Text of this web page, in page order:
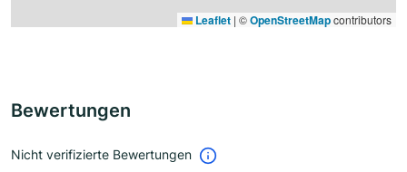
Leaflet | ©OpenStreetMapcontributors
Bewertungen
Nicht verifizierte Bewertungen